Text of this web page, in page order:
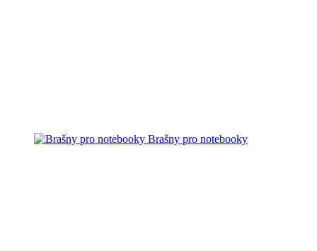
Brašny pro notebooky